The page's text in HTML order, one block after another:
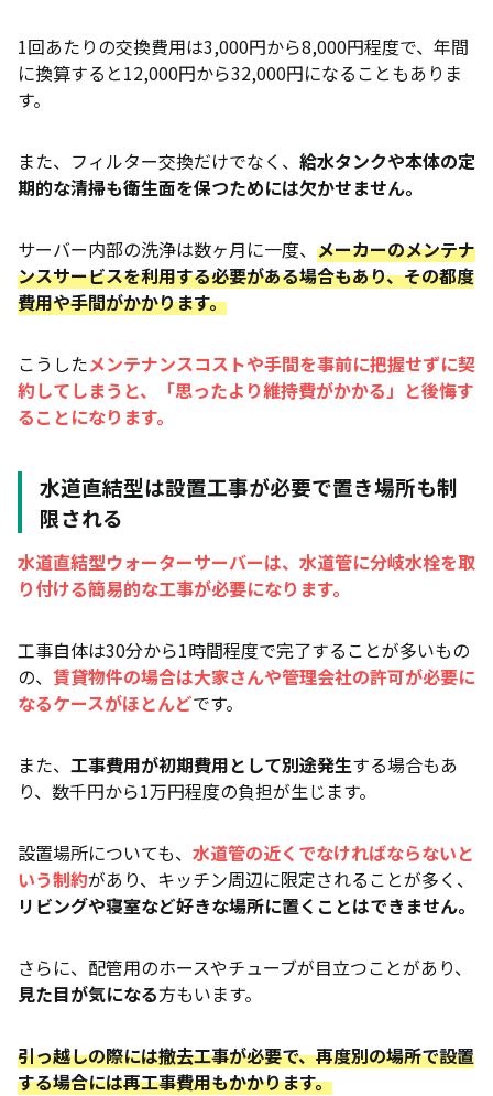
1回あたりの交換費用は3,000円から8,000円程度で、年間
に換算すると12,000円から32,000円になることもありま
す。
また、フィルター交換だけでなく、 給水タンクや本体の定
期的な清掃も衛生面を保つためには欠かせません。
サーバー内部の洗浄は数ヶ月に一度、 メーカーのメンテナ
ンスサービスを利用する必要がある場合もあり、その都度
費用や手間がかかります。
こうしたメンテナンスコストや手間を事前に把握せずに契
約してしまうと、「思ったより維持費がかかる」と後悔す
ることになります。
水道直結型は設置工事が必要で置き場所も制
限される
水道直結型ウォーターサーバーは、水道管に分岐水栓を取
り付ける簡易的な工事が必要になります。
工事自体は30分から1時間程度で完了することが多いもの
の、 賃貸物件の場合は大家さんや管理会社の許可が必要に
なるケースがほとんどです。
また、 工事費用が初期費用として別途発生する場合もあ
り、数千円から1万円程度の負担が生じます。
設置場所についても、 水道管の近くでなければならないと
いう制約があり、キッチン周辺に限定されることが多く、
リビングや寝室など好きな場所に置くことはできません。
さらに、配管用のホースやチューブが目立つことがあり、
見た目が気になる方もいます。
引っ越しの際には撤去工事が必要で、再度別の場所で設置
する場合には再工事費用もかかります。